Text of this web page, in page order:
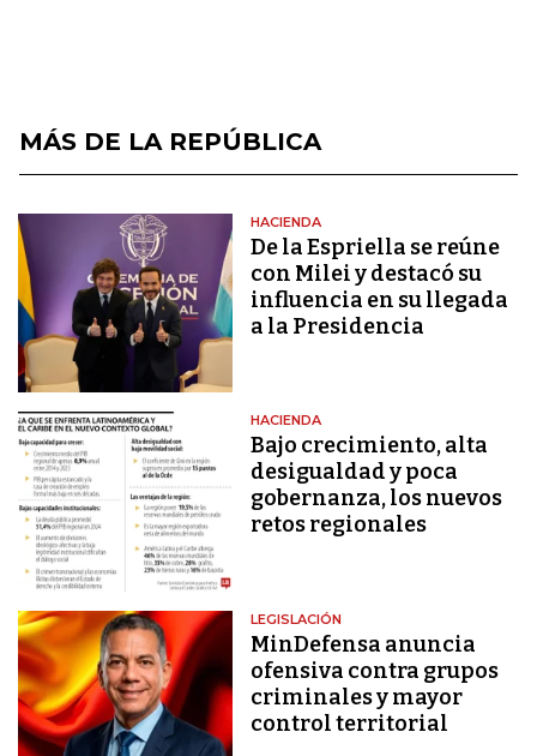
MÁS DE LA REPÚBLICA
HACIENDA
De la Espriella se reúne
con Milei y destacó su
influencia en su llegada
a la Presidencia
HACIENDA
Bajo crecimiento, alta
desigualdad y poca
gobernanza, los nuevos
retos regionales
LEGISLACIÓN
MinDefensa anuncia
ofensiva contra grupos
criminales y mayor
control territorial